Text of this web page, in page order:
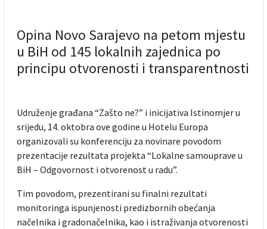
Opina Novo Sarajevo na petom mjestu
u BiH od 145 lokalnih zajednica po
principu otvorenosti i transparentnosti
Udruženje građana “Zašto ne?” i inicijativa Istinomjer u
srijedu, 14. oktobra ove godine u Hotelu Europa
organizovali su konferenciju za novinare povodom
prezentacije rezultata projekta “Lokalne samouprave u
BiH – Odgovornost i otvorenost u radu”.
Tim povodom, prezentirani su finalni rezultati
monitoringa ispunjenosti predizbornih obećanja
načelnika i gradonačelnika, kao i istraživanja otvorenosti